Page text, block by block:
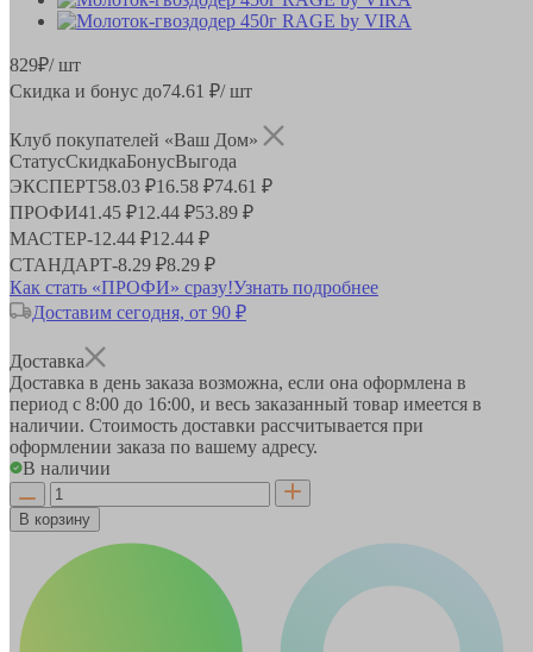
829₽/ шт
Скидка и бонус до74.61 ₽/ шт
Клуб покупателей «Ваш Дом»
СтатусСкидкаБонусВыгода
ЭКСПЕРТ58.03 ₽16.58 ₽74.61 ₽
ПРОФИ41.45 ₽12.44 ₽53.89 ₽
МАСТЕР-12.44 ₽12.44 ₽
СТАНДАРТ-8.29 ₽8.29 ₽
Как стать «ПРОФИ» сразу!Узнать подробнее
Доставим сегодня, от 90 ₽
Доставка
Доставка в день заказа возможна, если она оформлена в
период с 8:00 до 16:00, и весь заказанный товар имеется в
наличии. Стоимость доставки рассчитывается при
оформлении заказа по вашему адресу.
В наличии
В корзину